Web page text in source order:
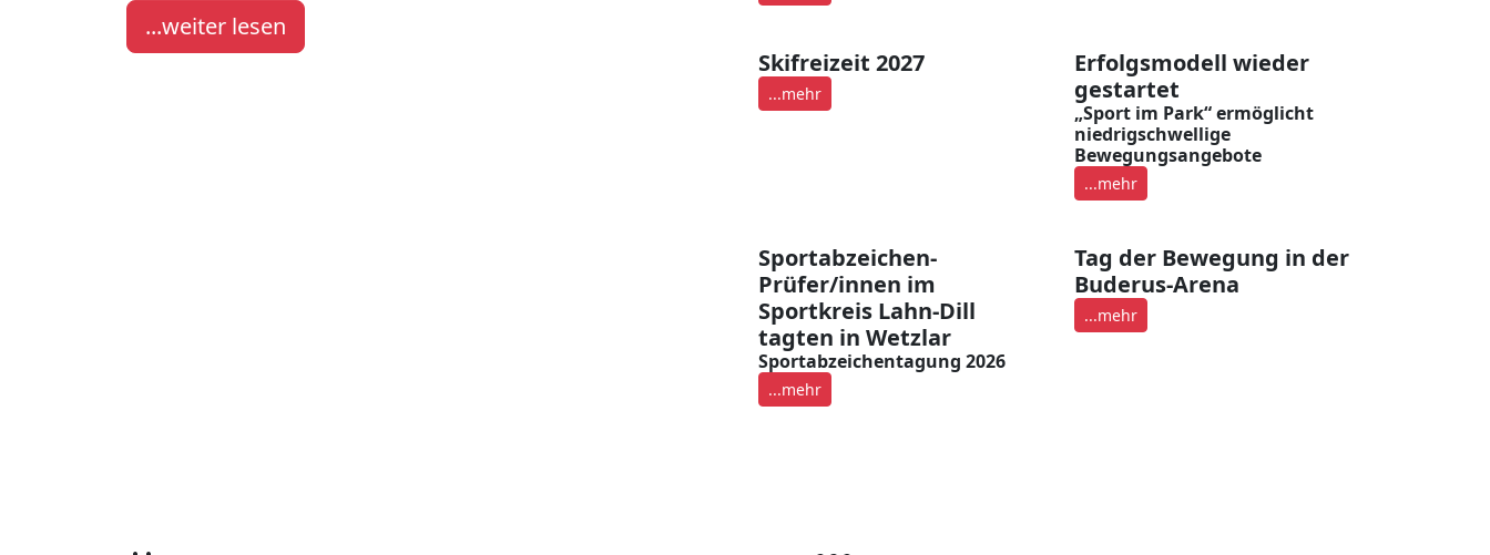
...weiter lesen
Skifreizeit 2027
...mehr
Erfolgsmodell wieder
gestartet
„Sport im Park“ ermöglicht
niedrigschwellige
Bewegungsangebote
...mehr
Sportabzeichen-
Prüfer/innen im
Sportkreis Lahn-Dill
tagten in Wetzlar
Sportabzeichentagung 2026
...mehr
Tag der Bewegung in der
Buderus-Arena
...mehr